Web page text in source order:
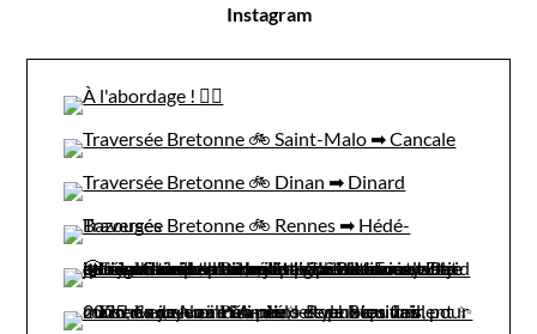
Instagram